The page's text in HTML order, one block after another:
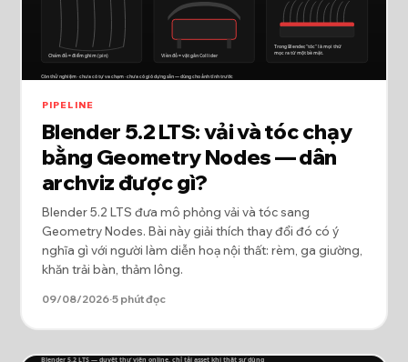
PIPELINE
Blender 5.2 LTS: vải và tóc chạy
bằng Geometry Nodes — dân
archviz được gì?
Blender 5.2 LTS đưa mô phỏng vải và tóc sang
Geometry Nodes. Bài này giải thích thay đổi đó có ý
nghĩa gì với người làm diễn hoạ nội thất: rèm, ga giường,
khăn trải bàn, thảm lông.
09/08/2026·5 phút đọc